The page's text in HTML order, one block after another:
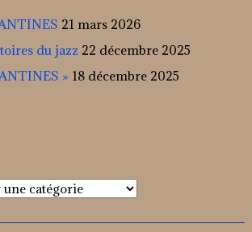
21 mars 2026
du jazz 22 décembre 2025
» 18 décembre 2025